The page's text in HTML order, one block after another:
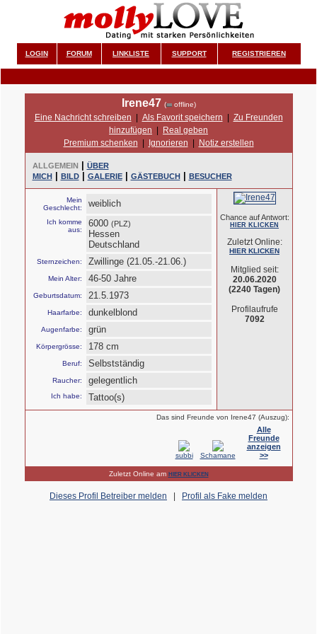
LOGIN FORUM LINKLISTE SUPPORT REGISTRIEREN
Irene47 ( offline)
Eine Nachricht schreiben Als Favorit speichern
Zu Freunden
hinzufügen
Real geben
Premium schenken
Ignorieren Notiz erstellen
ALLGEMEIN
ÜBER
MICH
BILD GALERIE GÄSTEBUCH BESUCHER
Mein
Geschlecht:
weiblich
Ich komme
aus:
6000 (PLZ)
Hessen
Deutschland
Sternzeichen: Zwillinge (21.05.-21.06.)
Mein Alter: 46-50 Jahre
Geburtsdatum: 21.5.1973
Haarfarbe: dunkelblond
Augenfarbe: grün
Körpergrösse: 178 cm
Beruf: Selbstständig
Raucher: gelegentlich
Ich habe: Tattoo(s)
Chance auf Antwort:
HIER KLICKEN
Zuletzt Online:
HIER KLICKEN
Mitglied seit:
20.06.2020
(2240 Tagen)
Profilaufrufe
7092
Das sind Freunde von Irene47 (Auszug):
subbi Schamane
Alle
Freunde
anzeigen
>>
Zuletzt Online am HIER KLICKEN
Dieses Profil Betreiber melden Profil als Fake melden